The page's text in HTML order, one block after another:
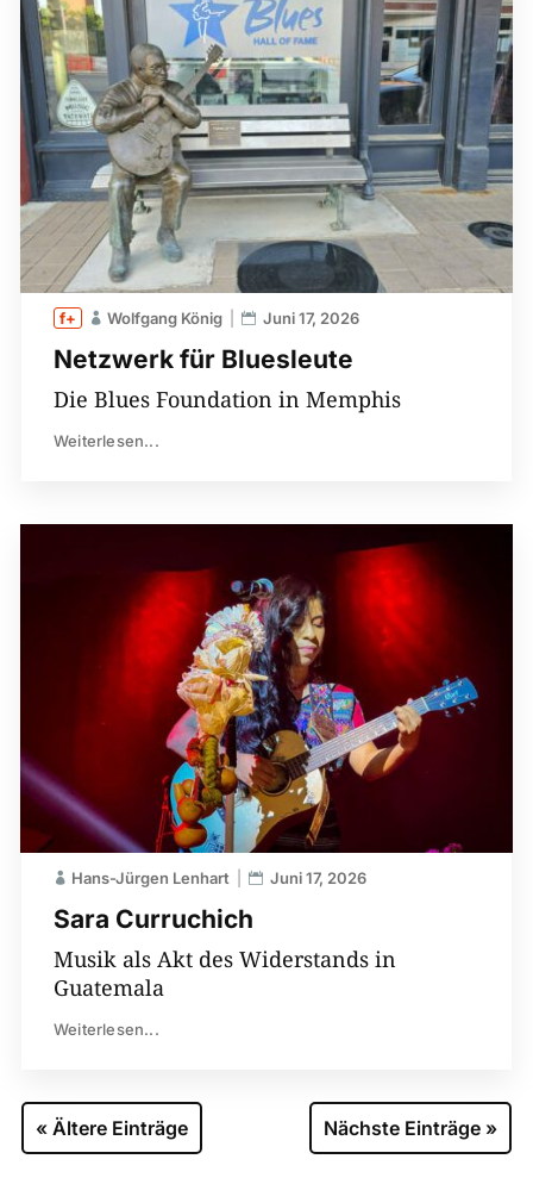
Netzwerk für Bluesleute
Wolfgang König Juni 17, 2026
Die Blues Foundation in Memphis
Weiterlesen...
Sara Curruchich
Hans-Jürgen Lenhart Juni 17, 2026
Musik als Akt des Widerstands in
Guatemala
Weiterlesen...
« Ältere Einträge Nächste Einträge »